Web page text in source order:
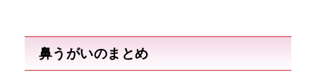
鼻うがいのまとめ